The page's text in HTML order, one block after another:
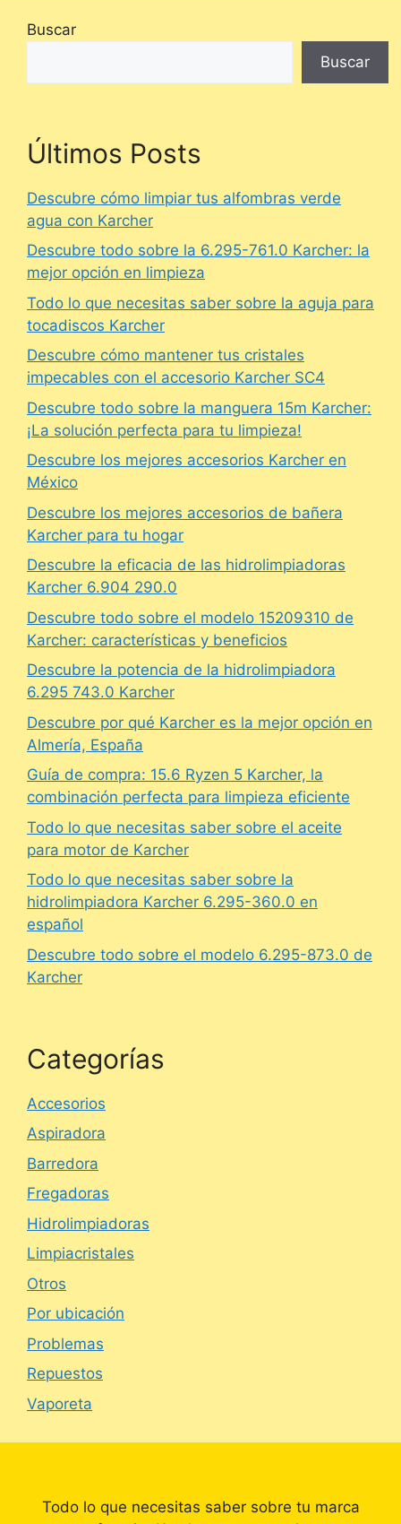
Buscar
Buscar
Últimos Posts
Descubre cómo limpiar tus alfombras verde
agua con Karcher
Descubre todo sobre la 6.295-761.0 Karcher: la
mejor opción en limpieza
Todo lo que necesitas saber sobre la aguja para
tocadiscos Karcher
Descubre cómo mantener tus cristales
impecables con el accesorio Karcher SC4
Descubre todo sobre la manguera 15m Karcher:
¡La solución perfecta para tu limpieza!
Descubre los mejores accesorios Karcher en
México
Descubre los mejores accesorios de bañera
Karcher para tu hogar
Descubre la eficacia de las hidrolimpiadoras
Karcher 6.904 290.0
Descubre todo sobre el modelo 15209310 de
Karcher: características y beneficios
Descubre la potencia de la hidrolimpiadora
6.295 743.0 Karcher
Descubre por qué Karcher es la mejor opción en
Almería, España
Guía de compra: 15.6 Ryzen 5 Karcher, la
combinación perfecta para limpieza eficiente
Todo lo que necesitas saber sobre el aceite
para motor de Karcher
Todo lo que necesitas saber sobre la
hidrolimpiadora Karcher 6.295-360.0 en
español
Descubre todo sobre el modelo 6.295-873.0 de
Karcher
Categorías
Accesorios
Aspiradora
Barredora
Fregadoras
Hidrolimpiadoras
Limpiacristales
Otros
Por ubicación
Problemas
Repuestos
Vaporeta
Todo lo que necesitas saber sobre tu marca